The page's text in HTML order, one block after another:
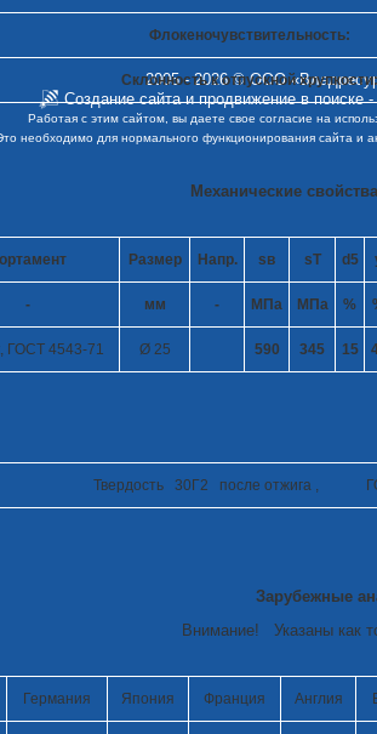
Флокеночувствительность:
Склонность к отпускной хрупкости:
Механические
Размер Напр. sв sT d5
- мм - МПа МПа %
ГОСТ 4543-71 Ø 25 590 345 15
Твердость 30Г2 после отжига ,
Зарубежные
Внимание! Указаны как
Германия Япония Франция Англия
2005 - 2026 © ООО
Создание сайтаипродвижение в поиске-
Работая с этим сайтом, вы даете свое согласие на
необходимо для нормального функционирования сайта и